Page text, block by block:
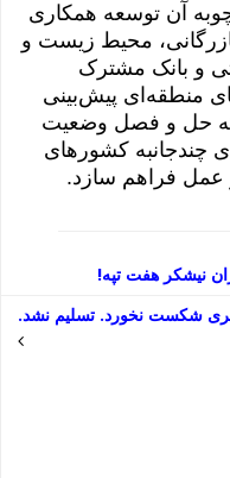
آن توسعه همکاری
محیط زیست و
و بانک مشترک
منطقه‌ای پیش‌بینی
حل و فصل وضعیت
چندجانبه کشورهای
عمل فراهم سازد.
نیشکر هفت تپه!
شکست نخورد. تسلیم نشد.